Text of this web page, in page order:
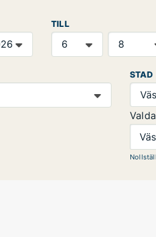
TILL
STAD
Nollställ